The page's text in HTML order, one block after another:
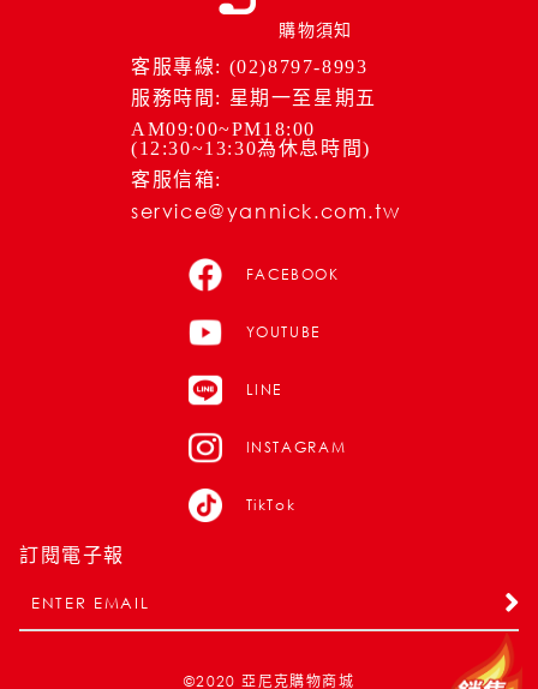
購物須知
客服專線: (02)8797-8993
服務時間: 星期一至星期五
AM09:00~PM18:00
(12:30~13:30為休息時間)
客服信箱:
service@yannick.com.tw
FACEBOOK
YOUTUBE
LINE
INSTAGRAM
TikTok
訂閱電子報
©2020 亞尼克購物商城